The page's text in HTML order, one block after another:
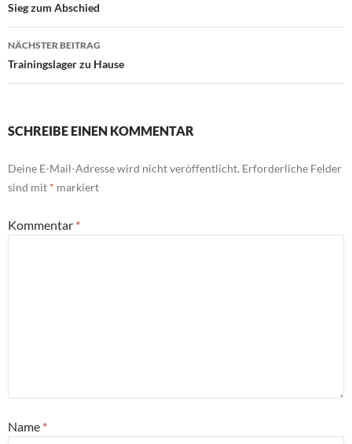
Sieg zum Abschied
NÄCHSTER BEITRAG
Trainingslager zu Hause
SCHREIBE EINEN KOMMENTAR
Deine E-Mail-Adresse wird nicht veröffentlicht. Erforderliche Felder
sind mit * markiert
Kommentar *
Name *